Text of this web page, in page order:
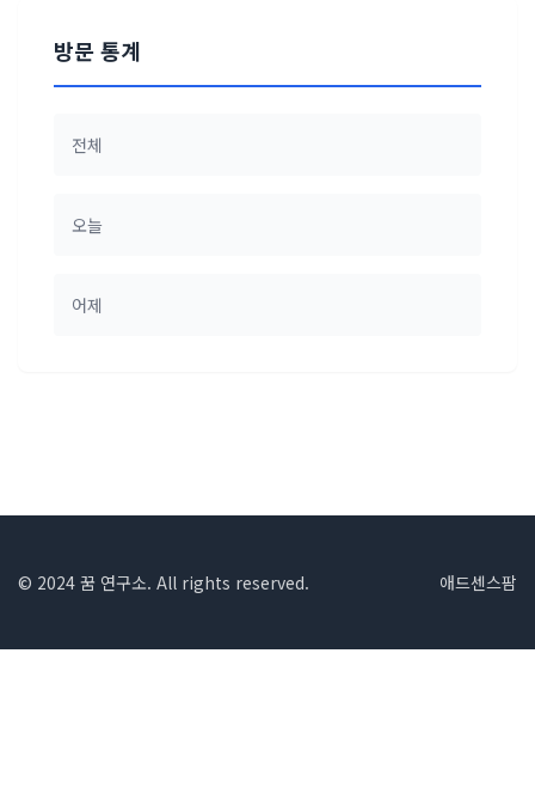
방문 통계
전체
오늘
어제
© 2024 꿈 연구소. All rights reserved. 애드센스팜